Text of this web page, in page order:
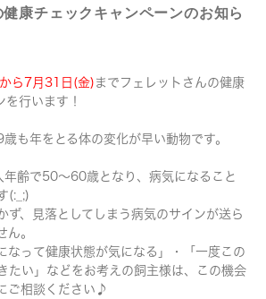
康チェックキャンペーンのお知ら
ら7月31日(金) まで フェレットさんの健康
を行います！
も年をとる体の変化が早い動物です。
齢で50～60歳となり、病気になること
(:_;)
ず、見落としてしまう病気のサインが送ら
ん。
なって健康状態が気になる」・「一度この
たい」などをお考えの飼主様は、この機会
ご相談ください♪